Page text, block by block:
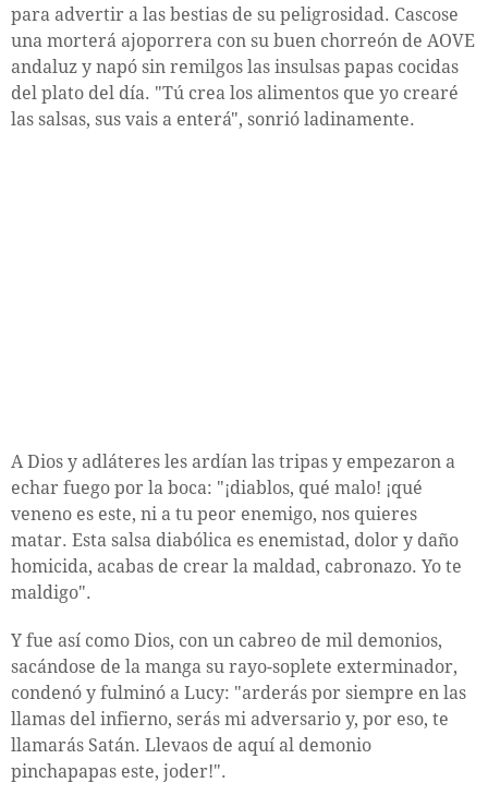
para advertir a las bestias de su peligrosidad. Cascose
una morterá ajoporrera con su buen chorreón de AOVE
andaluz y napó sin remilgos las insulsas papas cocidas
del plato del día. "Tú crea los alimentos que yo crearé
las salsas, sus vais a enterá", sonrió ladinamente.
A Dios y adláteres les ardían las tripas y empezaron a
echar fuego por la boca: "¡diablos, qué malo! ¡qué
veneno es este, ni a tu peor enemigo, nos quieres
matar. Esta salsa diabólica es enemistad, dolor y daño
homicida, acabas de crear la maldad, cabronazo. Yo te
maldigo".
Y fue así como Dios, con un cabreo de mil demonios,
sacándose de la manga su rayo-soplete exterminador,
condenó y fulminó a Lucy: "arderás por siempre en las
llamas del infierno, serás mi adversario y, por eso, te
llamarás Satán. Llevaos de aquí al demonio
pinchapapas este, joder!".